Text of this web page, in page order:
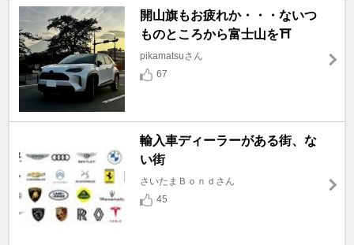
開山旗もお疲れか・・・ないつ
ものところから富士山を⛩️
pikamatsuさん
67
輸入車ディーラーがある街、な
い街
さいたまＢｏｎｄさん
45